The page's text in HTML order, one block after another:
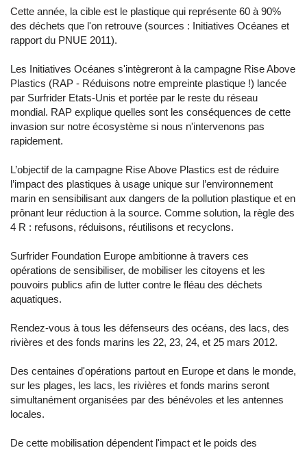
Cette année, la cible est le plastique qui représente 60 à 90%
des déchets que l'on retrouve (sources : Initiatives Océanes et
rapport du PNUE 2011).
Les Initiatives Océanes s'intègreront à la campagne Rise Above
Plastics (RAP - Réduisons notre empreinte plastique !) lancée
par Surfrider Etats-Unis et portée par le reste du réseau
mondial. RAP explique quelles sont les conséquences de cette
invasion sur notre écosystème si nous n'intervenons pas
rapidement.
L’objectif de la campagne Rise Above Plastics est de réduire
l’impact des plastiques à usage unique sur l’environnement
marin en sensibilisant aux dangers de la pollution plastique et en
prônant leur réduction à la source. Comme solution, la règle des
4 R : refusons, réduisons, réutilisons et recyclons.
Surfrider Foundation Europe ambitionne à travers ces
opérations de sensibiliser, de mobiliser les citoyens et les
pouvoirs publics afin de lutter contre le fléau des déchets
aquatiques.
Rendez-vous à tous les défenseurs des océans, des lacs, des
rivières et des fonds marins les 22, 23, 24, et 25 mars 2012.
Des centaines d'opérations partout en Europe et dans le monde,
sur les plages, les lacs, les rivières et fonds marins seront
simultanément organisées par des bénévoles et les antennes
locales.
De cette mobilisation dépendent l'impact et le poids des